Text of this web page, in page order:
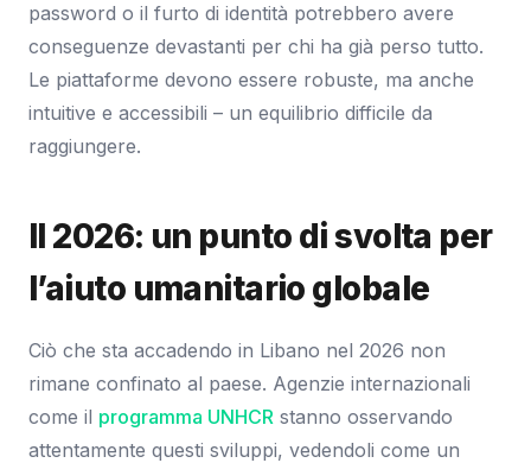
password o il furto di identità potrebbero avere
conseguenze devastanti per chi ha già perso tutto.
Le piattaforme devono essere robuste, ma anche
intuitive e accessibili – un equilibrio difficile da
raggiungere.
Il 2026: un punto di svolta per
l’aiuto umanitario globale
Ciò che sta accadendo in Libano nel 2026 non
rimane confinato al paese. Agenzie internazionali
come il programma UNHCR stanno osservando
attentamente questi sviluppi, vedendoli come un